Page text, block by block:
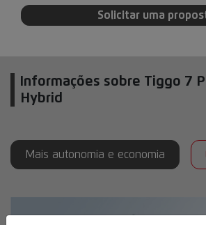
Solicitar uma
Informações sobre Tiggo 7
Hybrid
Mais autonomia e economia